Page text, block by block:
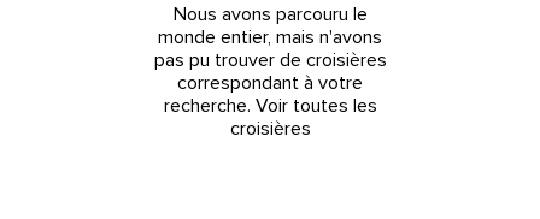
Nous avons parcouru le
monde entier, mais n'avons
pas pu trouver de croisières
correspondant à votre
recherche. Voir toutes les
croisières